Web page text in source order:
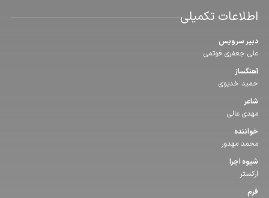
اطلاعات تکمیلی
دبیر سرویس
علی جعفری فوتمی
آهنگساز
حمید خدیوی
شاعر
مهدی عالی
خواننده
محمد مهدور
شیوه اجرا
ارکستر
فرم